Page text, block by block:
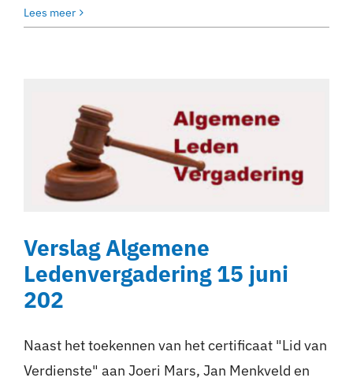
Lees meer
Verslag Algemene
Ledenvergadering 15 juni
202
Naast het toekennen van het certificaat "Lid van
Verdienste" aan Joeri Mars, Jan Menkveld en